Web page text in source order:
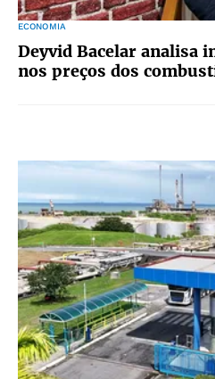
ECONOMIA
Deyvid Bacelar analisa
nos preços dos